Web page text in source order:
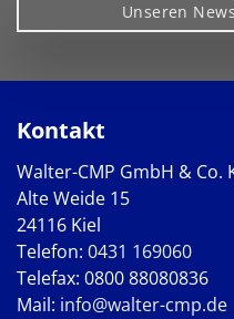
Unseren
Kontakt
Walter-CMP GmbH & Co.
Alte Weide 15
24116 Kiel
Telefon: 0431 169060
Telefax: 0800 88080836
Mail: info@walter-cmp.de